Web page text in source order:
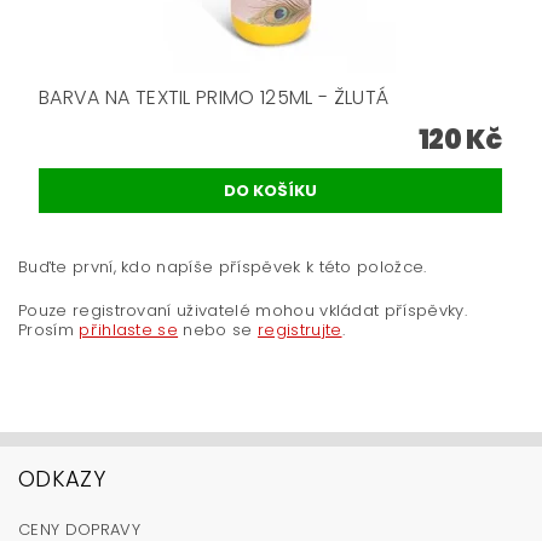
BARVA NA TEXTIL PRIMO 125ML - ŽLUTÁ
120 Kč
Buďte první, kdo napíše příspěvek k této položce.
Pouze registrovaní uživatelé mohou vkládat příspěvky.
Prosím přihlaste se nebo se registrujte.
ODKAZY
CENY DOPRAVY